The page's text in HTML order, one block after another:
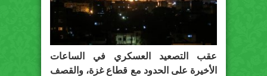
عقب التصعيد العسكري في الساعات
الأخيرة على الحدود مع قطاع غزة، والقصف